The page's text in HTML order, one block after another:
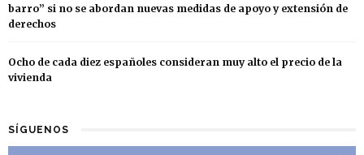
barro” si no se abordan nuevas medidas de apoyo y extensión de
derechos
Ocho de cada diez españoles consideran muy alto el precio de la
vivienda
SÍGUENOS